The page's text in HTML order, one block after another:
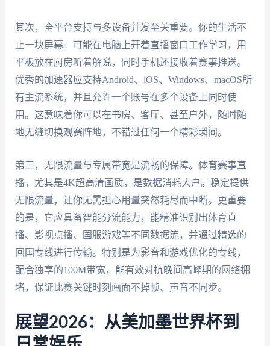
其次，全平台支持与多设备并发至关重要。你的生活不
止一块屏幕。可能在电脑上开着直播窗口工作学习，用
平板放在厨房听着解说，同时手机还接收着赛事推送。
优秀的加速器应支持Android、iOS、Windows、macOS所
有主流系统，并且允许一个账号在多个设备上同时使
用。这意味着你可以在书房、客厅、甚至户外，随时随
地无缝切换观赛阵地，不错过任何一个精彩瞬间。
第三，无限流量与专属带宽是流畅的保障。体育赛事直
播，尤其是4K超高清画质，是数据消耗大户。稳定提供
无限流量，让你无需担心用量突然耗尽而中断。更重要
的是，它应具备智能分流能力，能精准识别出体育直
播、影视点播、国服游戏等不同数据流，并通过精选的
回国专线进行传输。特别是为影音和游戏优化的专线，
配合独享的100M带宽，能有效对抗晚间高峰期的网络拥
堵，保证比赛关键时刻画面不掉帧、声音不同步。
展望2026：从美加墨世界杯到